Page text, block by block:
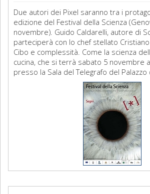
Due autori dei Pixel saranno tra i
edizione del Festival della Scienza
novembre). Guido Caldarelli, autore di
parteciperà con lo chef stellato Cristiano
Cibo e complessità. Come la scienza
cucina, che si terrà sabato 5 novembre
presso la Sala del Telegrafo del Palazzo